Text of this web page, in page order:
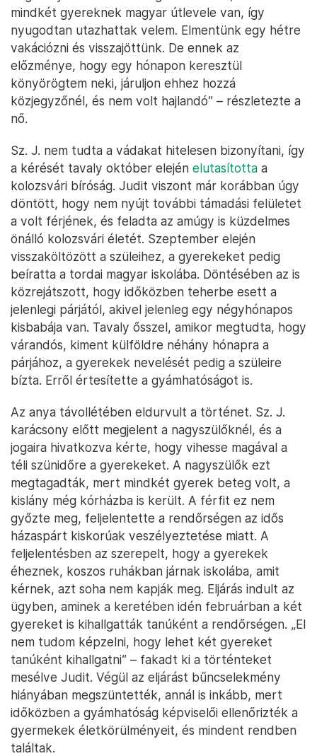
mindkét gyereknek magyar útlevele van, így
nyugodtan utazhattak velem. Elmentünk egy hétre
vakációzni és visszajöttünk. De ennek az
előzménye, hogy egy hónapon keresztül
könyörögtem neki, járuljon ehhez hozzá
közjegyzőnél, és nem volt hajlandó” – részletezte a
nő.
Sz. J. nem tudta a vádakat hitelesen bizonyítani, így
a kérését tavaly október elején elutasította a
kolozsvári bíróság. Judit viszont már korábban úgy
döntött, hogy nem nyújt további támadási felületet
a volt férjének, és feladta az amúgy is küzdelmes
önálló kolozsvári életét. Szeptember elején
visszaköltözött a szüleihez, a gyerekeket pedig
beíratta a tordai magyar iskolába. Döntésében az is
közrejátszott, hogy időközben teherbe esett a
jelenlegi párjától, akivel jelenleg egy négyhónapos
kisbabája van. Tavaly ősszel, amikor megtudta, hogy
várandós, kiment külföldre néhány hónapra a
párjához, a gyerekek nevelését pedig a szüleire
bízta. Erről értesítette a gyámhatóságot is.
Az anya távollétében eldurvult a történet. Sz. J.
karácsony előtt megjelent a nagyszülőknél, és a
jogaira hivatkozva kérte, hogy vihesse magával a
téli szünidőre a gyerekeket. A nagyszülők ezt
megtagadták, mert mindkét gyerek beteg volt, a
kislány még kórházba is került. A férfit ez nem
győzte meg, feljelentette a rendőrségen az idős
házaspárt kiskorúak veszélyeztetése miatt. A
feljelentésben az szerepelt, hogy a gyerekek
éheznek, koszos ruhákban járnak iskolába, amit
kérnek, azt soha nem kapják meg. Eljárás indult az
ügyben, aminek a keretében idén februárban a két
gyereket is kihallgatták tanúként a rendőrségen. „El
nem tudom képzelni, hogy lehet két gyereket
tanúként kihallgatni” – fakadt ki a történteket
mesélve Judit. Végül az eljárást bűncselekmény
hiányában megszüntették, annál is inkább, mert
időközben a gyámhatóság képviselői ellenőrizték a
gyermekek életkörülményeit, és mindent rendben
találtak.